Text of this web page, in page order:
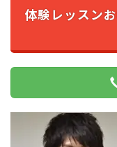
体験レッスン